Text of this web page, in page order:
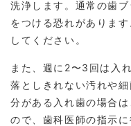
洗浄します。通常の歯
をつける恐れがありま
してください。
また、週に2〜3回は入
落としきれない汚れや
分がある入れ歯の場合
ので、歯科医師の指示に